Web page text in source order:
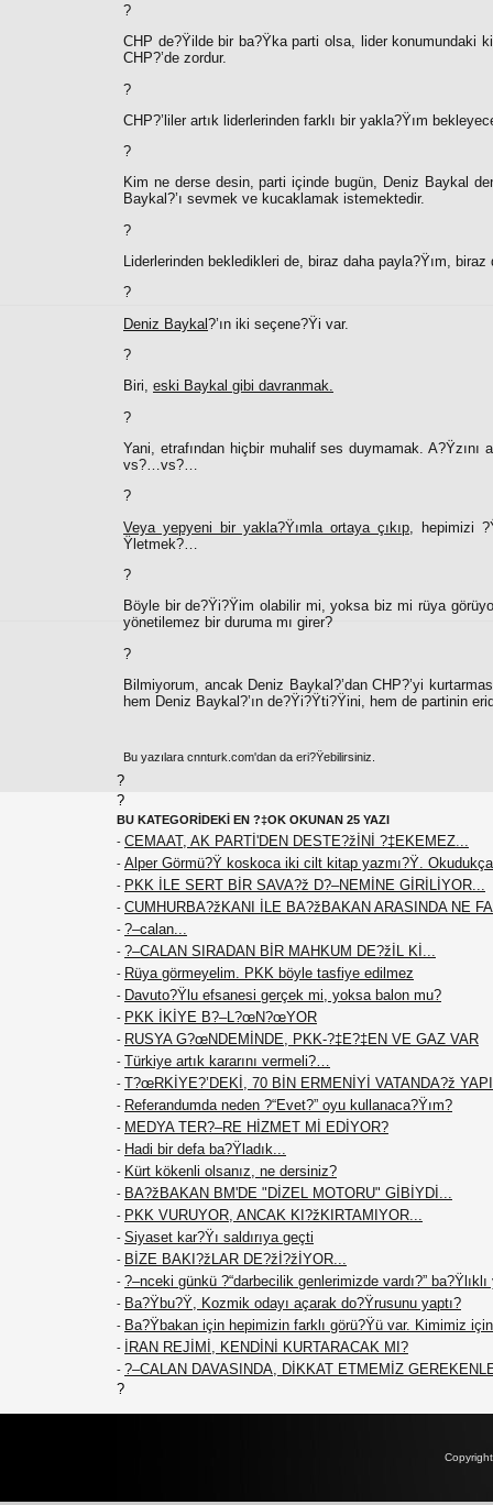
?
CHP de?Ÿilde bir ba?Ÿka parti olsa, lider konumundaki
CHP?’de zordur.
?
CHP?’liler artık liderlerinden farklı bir yakla?Ÿım
?
Kim ne derse desin, parti içinde bugün, Deniz Baykal
Baykal?’ı sevmek ve kucaklamak istemektedir.
?
Liderlerinden bekledikleri de, biraz daha payla?Ÿım,
?
Deniz Baykal ?’ın iki seçene?Ÿi var.
?
Biri, eski Baykal gibi davranmak.
?
Yani, etrafından hiçbir muhalif ses duymamak.
vs?…vs?…
?
Veya yepyeni bir yakla?Ÿımla ortaya çıkıp,
hepimizi
Ÿletmek?…
?
Böyle bir de?Ÿi?Ÿim olabilir mi, yoksa biz mi rüya
yönetilemez bir duruma mı girer?
?
Bilmiyorum, ancak Deniz Baykal?’dan CHP?’yi
hem Deniz Baykal?’ın de?Ÿi?Ÿti?Ÿini, hem de partinin
Bu yazılara cnnturk.com'dan da eri?Ÿebilirsiniz.
?
?
BU KATEGORİDEKİ EN ?‡OK OKUNAN 25 YAZI
- CEMAAT, AK PARTİ'DEN DESTE?žİNİ ?‡EKEMEZ...
- Alper Görmü?Ÿ koskoca iki cilt kitap yazmı?Ÿ.
- PKK İLE SERT BİR SAVA?ž D?–NEMİNE GİRİLİYOR...
- CUMHURBA?žKANI İLE BA?žBAKAN ARASINDA NE
- ?–calan...
- ?–CALAN SIRADAN BİR MAHKUM DE?žİL Kİ...
- Rüya görmeyelim. PKK böyle tasfiye edilmez
- Davuto?Ÿlu efsanesi gerçek mi, yoksa balon mu?
- PKK İKİYE B?–L?œN?œYOR
- RUSYA G?œNDEMİNDE, PKK-?‡E?‡EN VE GAZ VAR
- Türkiye artık kararını vermeli?…
- T?œRKİYE?’DEKİ, 70 BİN ERMENİYİ VATANDA?ž
- Referandumda neden ?“Evet?” oyu kullanaca?Ÿım?
- MEDYA TER?–RE HİZMET Mİ EDİYOR?
- Hadi bir defa ba?Ÿladık...
- Kürt kökenli olsanız, ne dersiniz?
- BA?žBAKAN BM'DE "DİZEL MOTORU" GİBİYDİ...
- PKK VURUYOR, ANCAK KI?žKIRTAMIYOR...
- Siyaset kar?Ÿı saldırıya geçti
- BİZE BAKI?žLAR DE?žİ?žİYOR...
- ?–nceki günkü ?“darbecilik genlerimizde vardı?”
- Ba?Ÿbu?Ÿ, Kozmik odayı açarak do?Ÿrusunu yaptı?
- Ba?Ÿbakan için hepimizin farklı görü?Ÿü var. Kimimiz
- İRAN REJİMİ, KENDİNİ KURTARACAK MI?
- ?–CALAN DAVASINDA, DİKKAT ETMEMİZ
?